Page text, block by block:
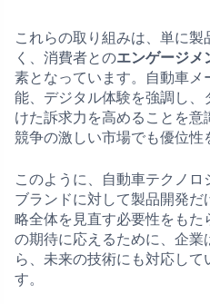
これらの取り組みは、単に
く、消費者とのエンゲージメ
素となっています。自動車
能、デジタル体験を強調し、
けた訴求力を高めることを意
競争の激しい市場でも優位性
このように、自動車テクノ
ブランドに対して製品開発
略全体を見直す必要性をも
の期待に応えるために、企
ら、未来の技術にも対応して
す。